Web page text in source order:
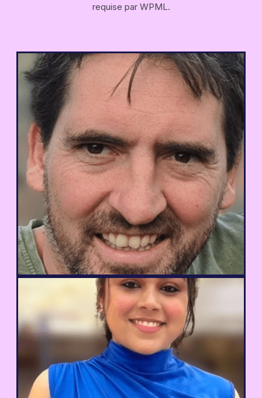
requise par WPML.
Parmi les outils que nous avons testés,
Weglot s'est avéré le meilleur pour nous
fournir un site web WordPress
entièrement traduit en plusieurs langues
et adapté au référencement.
Michel van Luijtelaar
Co-fondateur, GMBapi.com
Grâce à la simplicité d'utilisation de l'outil
et à ses traductions rapides et fluides,
nous avons pu attirer des clients non-